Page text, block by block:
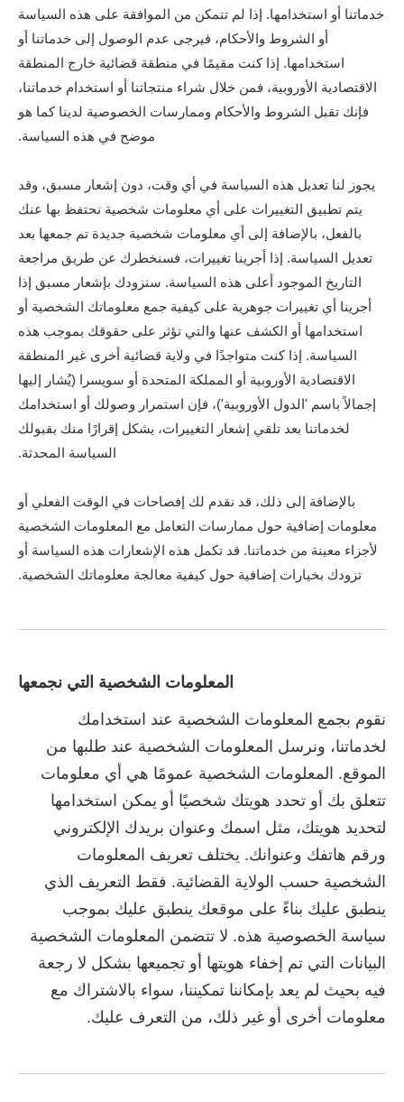
خدماتنا أو استخدامها. إذا لم تتمكن من الموافقة على هذه السياسة
أو الشروط والأحكام، فيرجى عدم الوصول إلى خدماتنا أو
استخدامها. إذا كنت مقيمًا في منطقة قضائية خارج المنطقة
الاقتصادية الأوروبية، فمن خلال شراء منتجاتنا أو استخدام خدماتنا،
فإنك تقبل الشروط والأحكام وممارسات الخصوصية لدينا كما هو
موضح في هذه السياسة.
يجوز لنا تعديل هذه السياسة في أي وقت، دون إشعار مسبق، وقد
يتم تطبيق التغييرات على أي معلومات شخصية نحتفظ بها عنك
بالفعل، بالإضافة إلى أي معلومات شخصية جديدة تم جمعها بعد
تعديل السياسة. إذا أجرينا تغييرات، فسنخطرك عن طريق مراجعة
التاريخ الموجود أعلى هذه السياسة. سنزودك بإشعار مسبق إذا
أجرينا أي تغييرات جوهرية على كيفية جمع معلوماتك الشخصية أو
استخدامها أو الكشف عنها والتي تؤثر على حقوقك بموجب هذه
السياسة. إذا كنت متواجدًا في ولاية قضائية أخرى غير المنطقة
الاقتصادية الأوروبية أو المملكة المتحدة أو سويسرا (يُشار إليها
إجمالاً باسم 'الدول الأوروبية')، فإن استمرار وصولك أو استخدامك
لخدماتنا بعد تلقي إشعار التغييرات، يشكل إقرارًا منك بقبولك
السياسة المحدثة.
بالإضافة إلى ذلك، قد نقدم لك إفصاحات في الوقت الفعلي أو
معلومات إضافية حول ممارسات التعامل مع المعلومات الشخصية
لأجزاء معينة من خدماتنا. قد تكمل هذه الإشعارات هذه السياسة أو
تزودك بخيارات إضافية حول كيفية معالجة معلوماتك الشخصية.
المعلومات الشخصية التي نجمعها
نقوم بجمع المعلومات الشخصية عند استخدامك
لخدماتنا، ونرسل المعلومات الشخصية عند طلبها من
الموقع. المعلومات الشخصية عمومًا هي أي معلومات
تتعلق بك أو تحدد هويتك شخصيًا أو يمكن استخدامها
لتحديد هويتك، مثل اسمك وعنوان بريدك الإلكتروني
ورقم هاتفك وعنوانك. يختلف تعريف المعلومات
الشخصية حسب الولاية القضائية. فقط التعريف الذي
ينطبق عليك بناءً على موقعك ينطبق عليك بموجب
سياسة الخصوصية هذه. لا تتضمن المعلومات الشخصية
البيانات التي تم إخفاء هويتها أو تجميعها بشكل لا رجعة
فيه بحيث لم يعد بإمكاننا تمكيننا، سواء بالاشتراك مع
معلومات أخرى أو غير ذلك، من التعرف عليك.